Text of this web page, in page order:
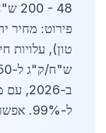
ב-
ל-99%. אפשרות לשינויים ללא עלות.